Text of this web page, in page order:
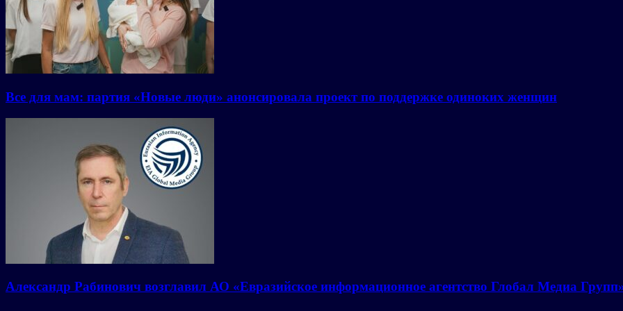
Все для мам: партия «Новые люди» анонсировала проект по поддержке одиноких женщин
Александр Рабинович возглавил АО «Евразийское информационное агентство Глобал Медиа